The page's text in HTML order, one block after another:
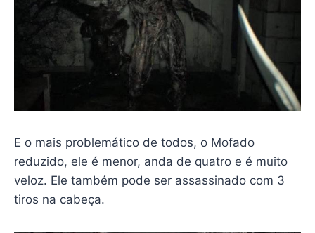
E o mais problemático de todos, o Mofado
reduzido, ele é menor, anda de quatro e é muito
veloz. Ele também pode ser assassinado com 3
tiros na cabeça.